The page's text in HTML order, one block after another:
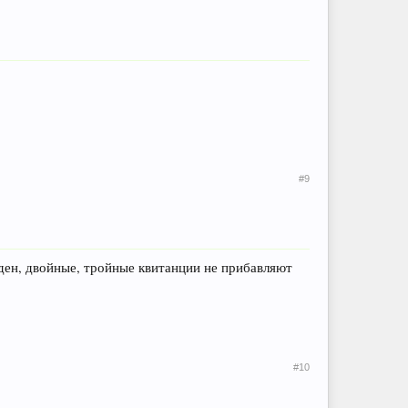
#9
двойные, тройные квитанции не прибавляют
#10